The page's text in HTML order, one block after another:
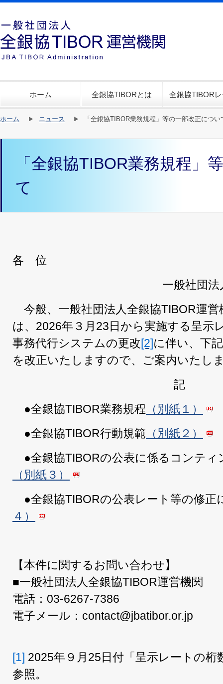
ホーム 全銀協TIBORとは 全銀協TIBOR
ホーム ニュース 「全銀協TIBOR業務規程」等の一部改正につい
「全銀協TIBOR業務規程」
て
各 位
一般社団
今般、一般社団法人全銀協TIBOR運営
は、2026年３月23日から実施する呈示
事務代行システムの更改[2]に伴い、下
を改正いたしますので、ご案内いたし
記
●全銀協TIBOR業務規程 （別紙１）
●全銀協TIBOR行動規範 （別紙２）
●全銀協TIBORの公表に係るコンティ
（別紙３）
●全銀協TIBORの公表レート等の修正
４）
【本件に関するお問い合わせ】
■一般社団法人全銀協TIBOR運営機関
電話：03-6267-7386
電子メール：contact@jbatibor.or.jp
[1] 2025年９月25日付「呈示レートの
参照。